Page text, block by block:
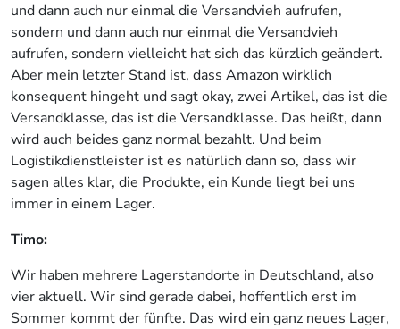
und dann auch nur einmal die Versandvieh aufrufen,
sondern und dann auch nur einmal die Versandvieh
aufrufen, sondern vielleicht hat sich das kürzlich geändert.
Aber mein letzter Stand ist, dass Amazon wirklich
konsequent hingeht und sagt okay, zwei Artikel, das ist die
Versandklasse, das ist die Versandklasse. Das heißt, dann
wird auch beides ganz normal bezahlt. Und beim
Logistikdienstleister ist es natürlich dann so, dass wir
sagen alles klar, die Produkte, ein Kunde liegt bei uns
immer in einem Lager.
Timo:
Wir haben mehrere Lagerstandorte in Deutschland, also
vier aktuell. Wir sind gerade dabei, hoffentlich erst im
Sommer kommt der fünfte. Das wird ein ganz neues Lager,